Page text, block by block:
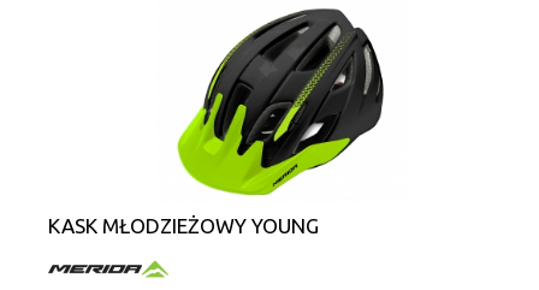
KASK MŁODZIEŻOWY YOUNG